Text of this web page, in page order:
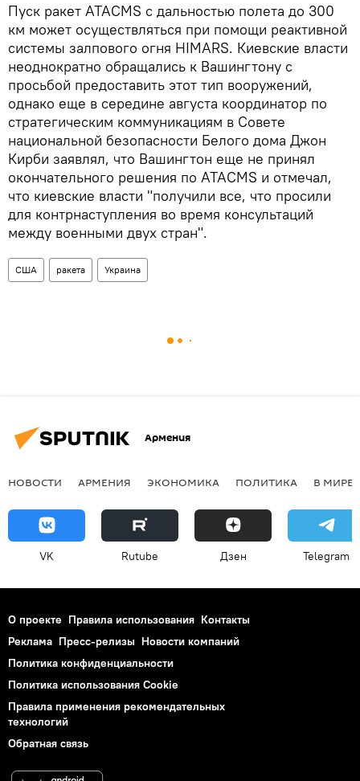
Пуск ракет ATACMS с дальностью полета до 300
км может осуществляться при помощи реактивной
системы залпового огня HIMARS. Киевские власти
неоднократно обращались к Вашингтону с
просьбой предоставить этот тип вооружений,
однако еще в середине августа координатор по
стратегическим коммуникациям в Совете
национальной безопасности Белого дома Джон
Кирби заявлял, что Вашингтон еще не принял
окончательного решения по ATACMS и отмечал,
что киевские власти "получили все, что просили
для контрнаступления во время консультаций
между военными двух стран".
США ракета Украина
Армения
НОВОСТИ АРМЕНИЯ ЭКОНОМИКА ПОЛИТИКА В МИРЕ
VK Rutube Дзен Telegram
О проекте Правила использования Контакты
Реклама Пресс-релизы Новости компаний
Политика конфиденциальности
Политика использования Cookie
Правила применения рекомендательных
технологий
Обратная связь